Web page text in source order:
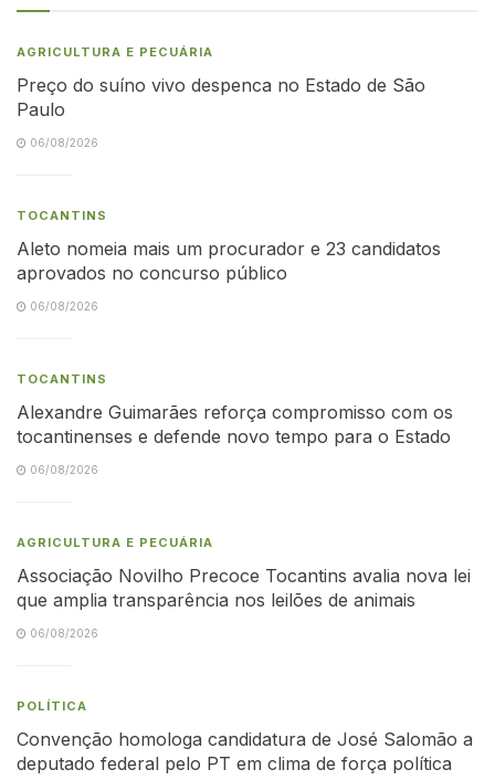
AGRICULTURA E PECUÁRIA
Preço do suíno vivo despenca no Estado de São
Paulo
06/08/2026
TOCANTINS
Aleto nomeia mais um procurador e 23 candidatos
aprovados no concurso público
06/08/2026
TOCANTINS
Alexandre Guimarães reforça compromisso com os
tocantinenses e defende novo tempo para o Estado
06/08/2026
AGRICULTURA E PECUÁRIA
Associação Novilho Precoce Tocantins avalia nova lei
que amplia transparência nos leilões de animais
06/08/2026
POLÍTICA
Convenção homologa candidatura de José Salomão a
deputado federal pelo PT em clima de força política